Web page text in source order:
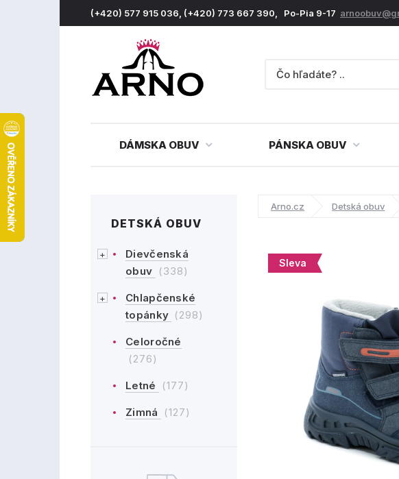
(+420) 577 915 036, (+420) 773 667 390, Po-Pia 9-17
DÁMSKA OBUV PÁNSKA OBUV
DETSKÁ OBUV
Dievčenská
obuv (338)
Chlapčenské
topánky (298)
Celoročné
(276)
Letné (177)
Zimná (127)
Arno.cz Detská obuv
Sleva